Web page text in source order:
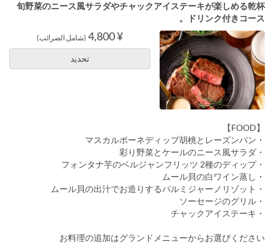
旬野菜のニース風サラダやチャックアイステーキが楽しめる乾杯
ドリンク付きコース。
¥ 4,800 (شامل الضرائب)
تحديد
【FOOD】
・マスカルポーネディップ胡桃とレーズンパン
・彩り野菜とケールのニース風サラダ
・フォンタナ芋のベルジャンフリッツ 2種のディップ
・ムール貝の白ワイン蒸し
・ムール貝の出汁でお造りするパルミジャーノリゾット
・ソーセージのグリル
・チャックアイステーキ
お料理の追加はグランドメニューからお選びください